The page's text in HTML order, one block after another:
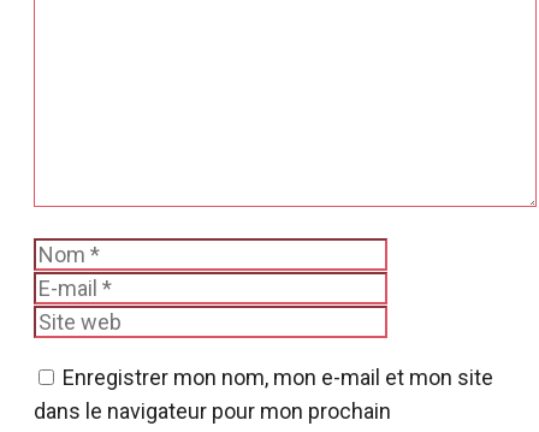
Nom
Enregistrer mon nom, mon e-mail et mon site
dans le navigateur pour mon prochain